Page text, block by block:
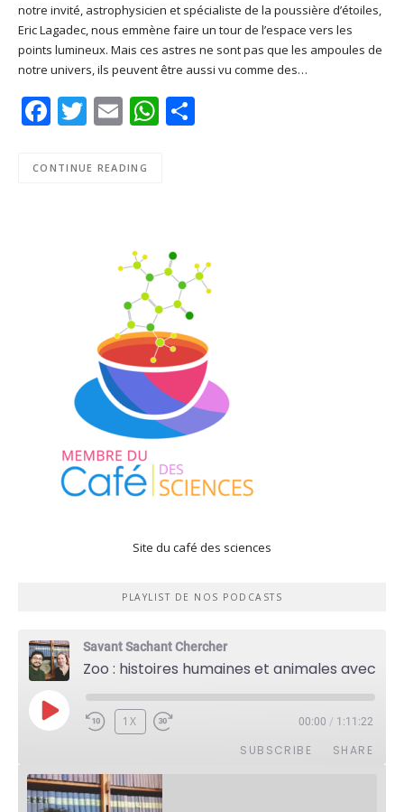
Apple Podcasts Deezer
Google Play PocketCasts
Podcast Addict RSS
Spotify
RSS FEED
SHARE
LINK
notre invité, astrophysicien et spécialiste de la poussière d’étoiles,
Eric Lagadec, nous emmène faire un tour de l’espace vers les
points lumineux. Mais ces astres ne sont pas que les ampoules de
notre univers, ils peuvent être aussi vu comme des…
Facebook
Twitter
EmailWhatsApp
CONTINUE READING
Site du café des sciences
PLAYLIST DE NOS PODCASTS
Savant Sachant Chercher
PLAY
EPISODE
1X 00:00 / 1:11:22
SUBSCRIBE SHARE